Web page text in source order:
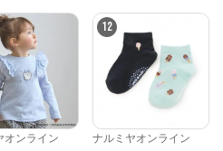
オンライン
12
ナルミヤオンライン
トが開きます
ン からのコメント
通販ショップ。人気子供服メ
、ラブトキシック、アナスイ
品をご覧いただけます。